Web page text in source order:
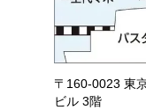
〒160-0023 東
ビル 3階